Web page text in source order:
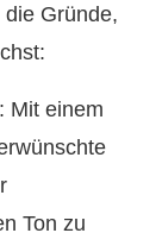
Gründe,
: Mit einem
Ton zu